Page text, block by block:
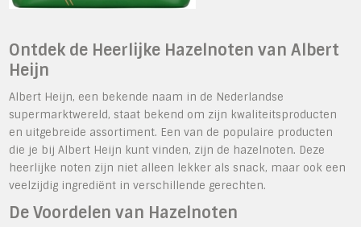
Ontdek de Heerlijke Hazelnoten van Albert
Heijn
Albert Heijn, een bekende naam in de Nederlandse
supermarktwereld, staat bekend om zijn kwaliteitsproducten
en uitgebreide assortiment. Een van de populaire producten
die je bij Albert Heijn kunt vinden, zijn de hazelnoten. Deze
heerlijke noten zijn niet alleen lekker als snack, maar ook een
veelzijdig ingrediënt in verschillende gerechten.
De Voordelen van Hazelnoten